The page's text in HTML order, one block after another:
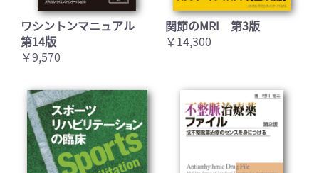
ワシントンマニュアル
第14版
￥9,570
関節のMRI 第3版
￥14,300